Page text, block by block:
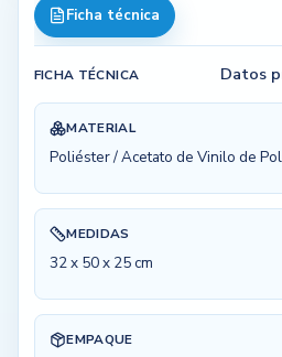
Ficha técnica
FICHA TÉCNICA Datos
MATERIAL
Poliéster / Acetato de Vinilo de
MEDIDAS
32 x 50 x 25 cm
EMPAQUE